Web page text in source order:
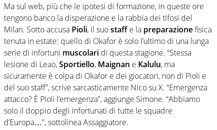
Ma sul web, più che le ipotesi di formazione, in queste ore
tengono banco la disperazione e la rabbia dei tifosi del
Milan. Sotto accusa Pioli, il suostaffe la preparazionefisica
tenuta in estate: quello di Okafor è solo l’ultimo di una lunga
serie di infortuni muscolari di questa stagione. “Stessa
lesione di Leao,Sportiello, Maignan e Kalulu, ma
sicuramente è colpa di Okafor e dei giocatori, non di Pioli e
del suo staff”, scrive sarcasticamente Nico su X. “Emergenza
attacco? È Pioli l’emergenza”, aggiunge Simone. “Abbiamo
solo il doppio degli infortunati di tutte le squadre
d’Europa…”, sottolinea Assaggiatore.